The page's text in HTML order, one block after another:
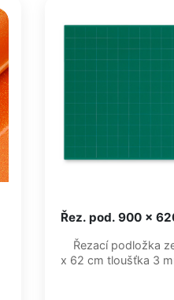
Řez. pod. 900 x
Řezací podložka
x 62 cm tloušťka 3